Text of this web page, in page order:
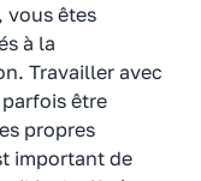
vous êtes
à la
Travailler avec
être
propres
important de